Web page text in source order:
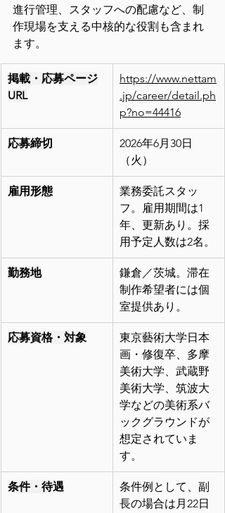
進行管理、スタッフへの配慮など、制
作現場を支える中核的な役割も含まれ
ます。
掲載・応募ページ
URL
https://www.nettam
.jp/career/detail.ph
p?no=44416
応募締切
2026年6月30日
（火）
雇用形態
業務委託スタッ
フ。雇用期間は1
年、更新あり。採
用予定人数は2名。
勤務地
鎌倉／茨城。滞在
制作希望者には個
室提供あり。
応募資格・対象
東京藝術大学日本
画・修復卒、多摩
美術大学、武蔵野
美術大学、筑波大
学などの美術系バ
ックグラウンドが
想定されていま
す。
条件・待遇
条件例として、副
長の場合は月22日